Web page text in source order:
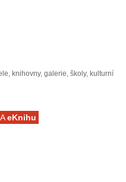
knihovny, galerie, školy, kulturní
eKnihu